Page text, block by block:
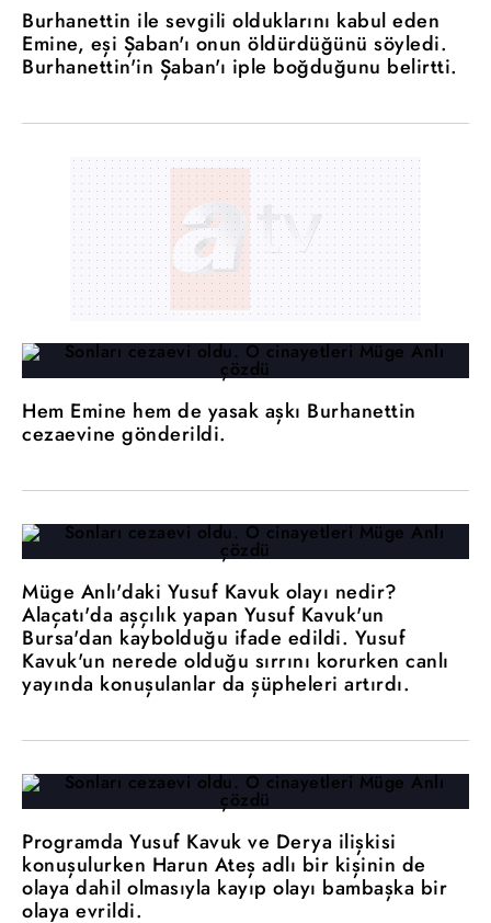
Burhanettin ile sevgili olduklarını kabul eden
Emine, eşi Şaban'ı onun öldürdüğünü söyledi.
Burhanettin'in Şaban'ı iple boğduğunu belirtti.
Hem Emine hem de yasak aşkı Burhanettin
cezaevine gönderildi.
Müge Anlı'daki Yusuf Kavuk olayı nedir?
Alaçatı'da aşçılık yapan Yusuf Kavuk'un
Bursa'dan kaybolduğu ifade edildi. Yusuf
Kavuk'un nerede olduğu sırrını korurken canlı
yayında konuşulanlar da şüpheleri artırdı.
Programda Yusuf Kavuk ve Derya ilişkisi
konuşulurken Harun Ateş adlı bir kişinin de
olaya dahil olmasıyla kayıp olayı bambaşka bir
olaya evrildi.